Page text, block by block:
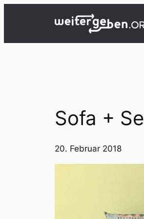
Sofa +
20. Februar 2018